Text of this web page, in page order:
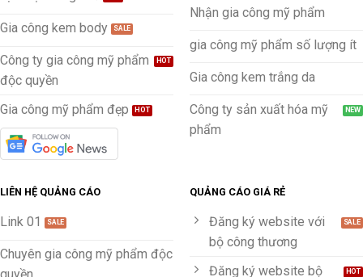
Gia công kem body
Công ty gia công mỹ phẩm
độc quyền
Gia công mỹ phẩm đẹp
Nhận gia công mỹ phẩm
gia công mỹ phẩm số lượng ít
Gia công kem trắng da
Công ty sản xuất hóa mỹ
phẩm
LIÊN HỆ QUẢNG CÁO
Link 01
Chuyên gia công mỹ phẩm độc
QUẢNG CÁO GIÁ RẺ
Đăng ký website với
bộ công thương
Đăng ký website bộ